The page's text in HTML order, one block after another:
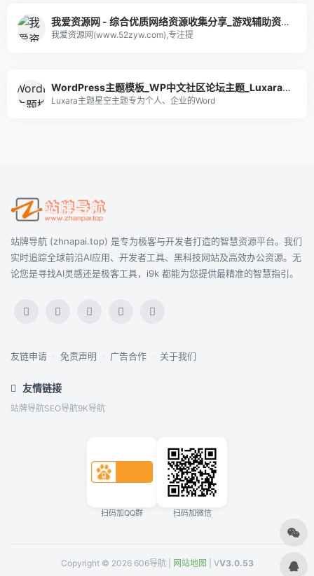
我爱资源网 - 综合优质网络资源收集分享_游戏辅助资源网_爱资源_爱分享
我爱资源网(www.52zyw.com),专注提
WordPress主题模板_WP中文社区论坛主题_Luxara主题_星空主题官网
Luxara主题星空主题专为个人、企业的Word
站牌导航 (zhnapai.top) 是专为极客与开发者打造的智慧资源平台。我们
实时追踪全球前沿AI应用、开发者工具、黑科技网站及高效办公资源。无
论您是寻找AI灵感还是极客工具，i9k 都能为您提供最精准的智慧指引。
友链申请 · 免责声明 · 广告合作 · 关于我们
友情链接
站牌导航SEO导航9K导航
扫码加QQ群 扫码加微信
Copyright © 2026 606导航 | 网站地图 | VV3.0.53